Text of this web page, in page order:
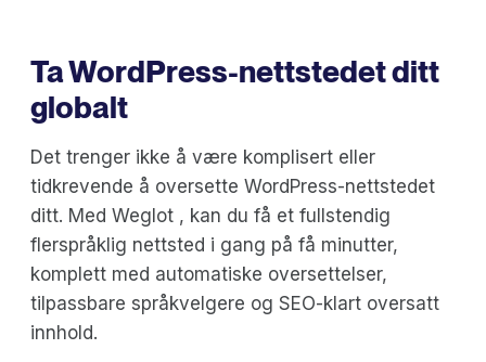
Ta WordPress-nettstedet ditt
globalt
Det trenger ikke å være komplisert eller
tidkrevende å oversette WordPress-nettstedet
ditt. Med Weglot , kan du få et fullstendig
flerspråklig nettsted i gang på få minutter,
komplett med automatiske oversettelser,
tilpassbare språkvelgere og SEO-klart oversatt
innhold.